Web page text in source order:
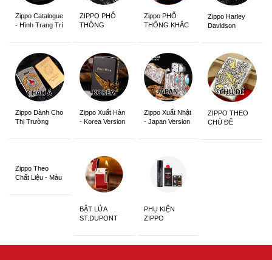
Zippo Catalogue
- Hình Trang Trí
ZIPPO PHỔ
THÔNG
Zippo PHỔ
THÔNG KHẮC
Zippo Harley
Davidson
Zippo Dành Cho
Thị Trường
Zippo Xuất Hàn
- Korea Version
Zippo Xuất Nhật
- Japan Version
ZIPPO THEO
CHỦ ĐỀ
Zippo Theo
Chất Liệu - Màu
BẬT LỬA
ST.DUPONT
PHỤ KIỆN
ZIPPO